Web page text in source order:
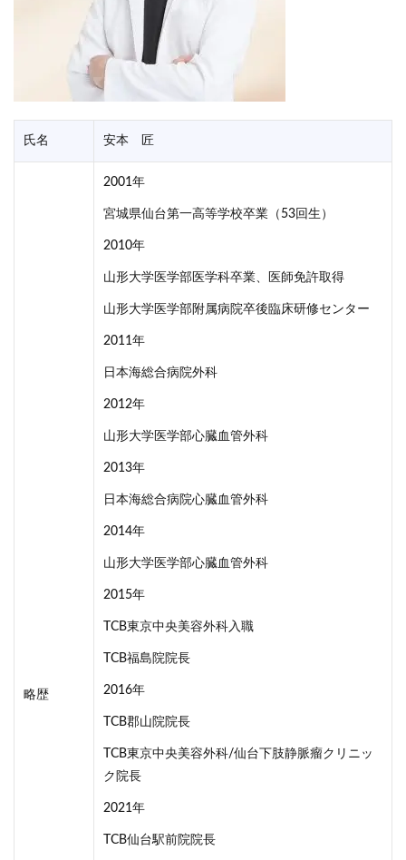
氏名 安本 匠
略歴
2001年
宮城県仙台第一高等学校卒業（53回生）
2010年
山形大学医学部医学科卒業、医師免許取得
山形大学医学部附属病院卒後臨床研修センター
2011年
日本海総合病院外科
2012年
山形大学医学部心臓血管外科
2013年
日本海総合病院心臓血管外科
2014年
山形大学医学部心臓血管外科
2015年
TCB東京中央美容外科入職
TCB福島院院長
2016年
TCB郡山院院長
TCB東京中央美容外科/仙台下肢静脈瘤クリニッ
ク院長
2021年
TCB仙台駅前院院長